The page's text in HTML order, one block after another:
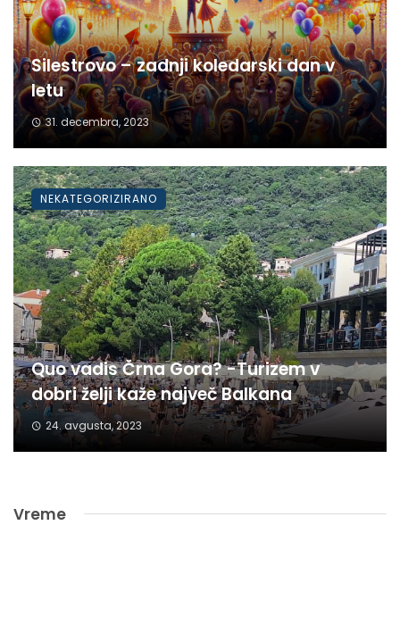
Silestrovo – zadnji koledarski dan v
letu
31. decembra, 2023
Quo vadis Črna Gora? -Turizem v
dobri želji kaže največ Balkana
24. avgusta, 2023
NEKATEGORIZIRANO
Vreme